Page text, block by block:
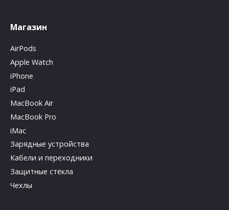
Магазин
AirPods
Apple Watch
iPhone
iPad
MacBook Air
MacBook Pro
iMac
Зарядные устройства
Кабели и переходники
Защитные стёкла
Чехлы